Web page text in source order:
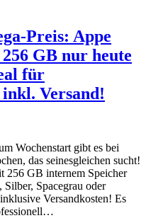
Preis: Appe
GB nur heute
für
Versand!
Wochenstart gibt es bei
das seinesgleichen sucht!
256 GB internem Speicher
Spacegrau oder
Versandkosten! Es